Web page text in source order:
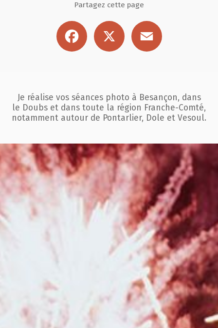
Partagez cette page
Facebook
Je réalise vos séances photo à Besançon, dans
le Doubs et dans toute la région Franche-Comté,
notamment autour de Pontarlier, Dole et Vesoul.